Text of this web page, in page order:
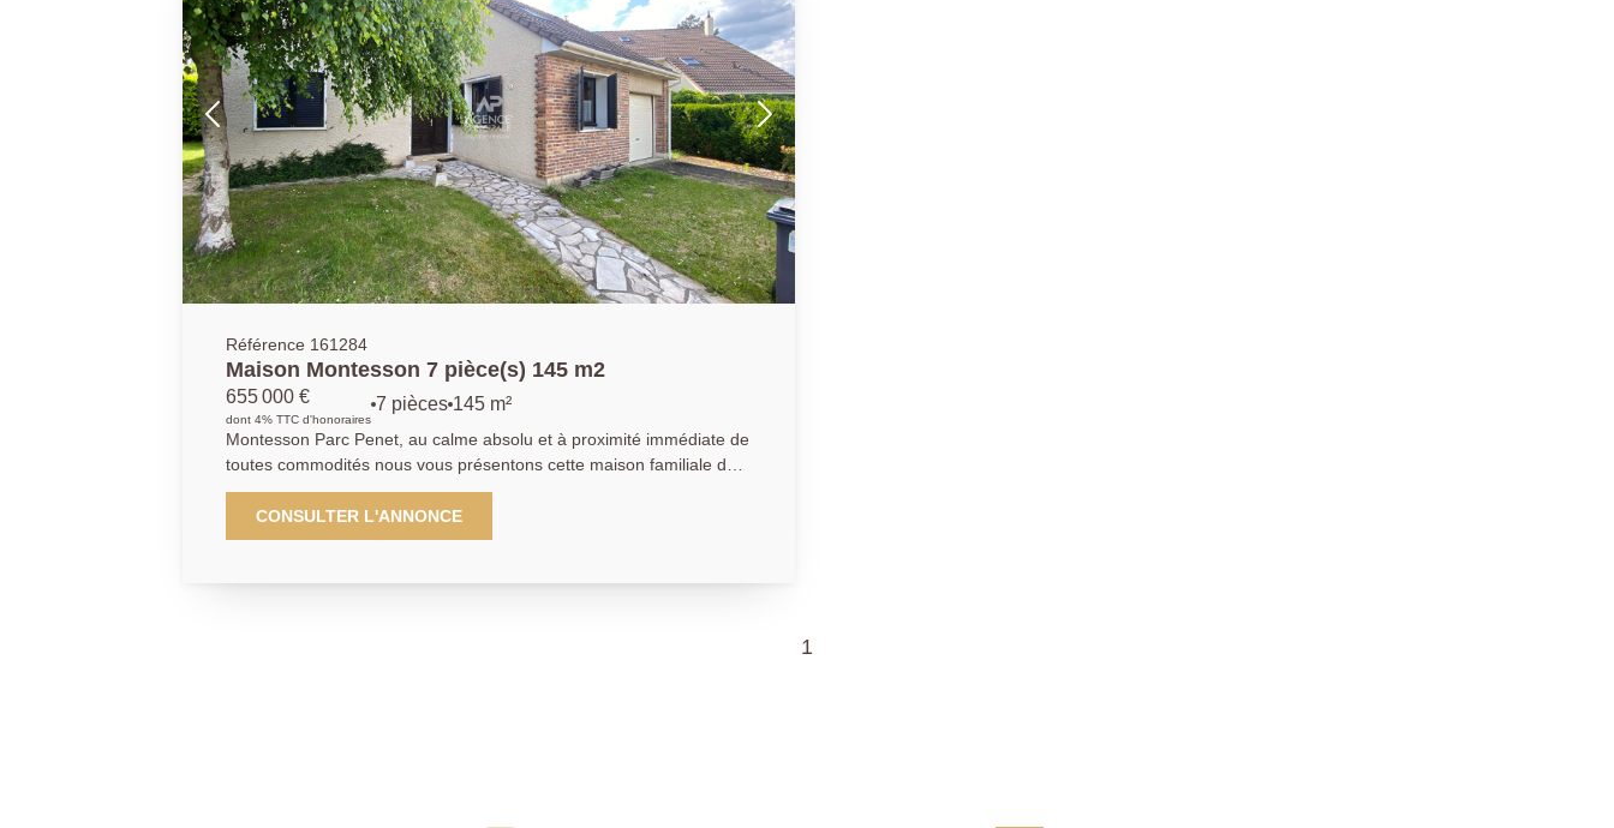
rangements, répondant parfaitement aux besoins d'une famille. Le
bien bénéficie également d'un sous-sol total de 87,88 m² en rez-de-
jardin, offrant de nombreuses possibilités : garage, atelier, espace de
stockage, salle de sport, salle de jeux ou aménagement selon vos
projets. Et une dépendance dans le jardin.
Référence 161284
Maison Montesson 7 pièce(s) 145 m2
655 000 €
dont 4% TTC d'honoraires
7 pièces 145 m²
Montesson Parc Penet, au calme absolu et à proximité immédiate de
toutes commodités nous vous présentons cette maison familiale de
145 m² (156.69m² en surface utile) édifiée sur une parcelle de 426
m², sans vis à vis, qui vous séduira par ses volumes et son
environnement paisible.Elle offre un cadre de vie idéal pour toute la
CONSULTER L'ANNONCE
1